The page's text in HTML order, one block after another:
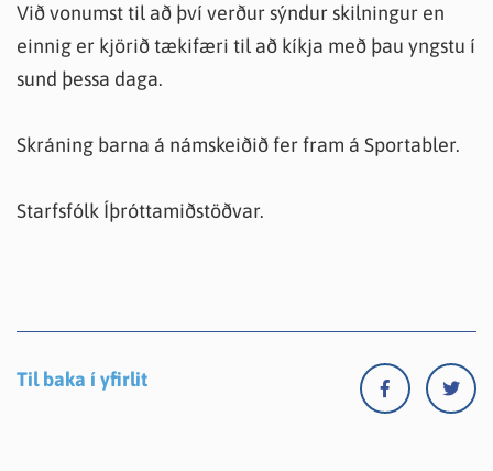
Við vonumst til að því verður sýndur skilningur en
einnig er kjörið tækifæri til að kíkja með þau yngstu í
sund þessa daga.
Skráning barna á námskeiðið fer fram á Sportabler.
Starfsfólk Íþróttamiðstöðvar.
Til baka í yfirlit